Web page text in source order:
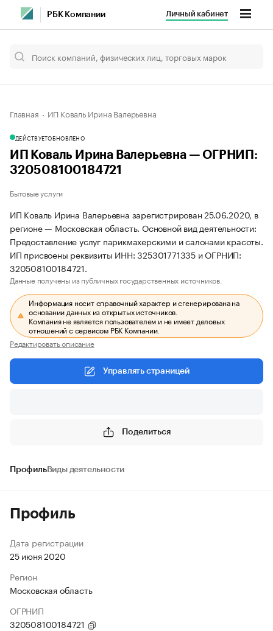
РБК Компании Личный кабинет
Главная ИП Коваль Ирина Валерьевна
ДЕЙСТВУЕТОБНОВЛЕНО
ИП Коваль Ирина Валерьевна — ОГРНИП:
320508100184721
Бытовые услуги
ИП Коваль Ирина Валерьевна зарегистрирован 25.06.2020, в
регионе — Московская область. Основной вид деятельности:
Предоставление услуг парикмахерскими и салонами красоты.
ИП присвоены реквизиты ИНН: 325301771335 и ОГРНИП:
320508100184721.
Данные получены из публичных государственных источников.
Информация носит справочный характер и сгенерирована на
основании данных из открытых источников.
Компания не является пользователем и не имеет деловых
отношений с сервисом РБК Компании.
Редактировать описание
Управлять страницей
Поделиться
ПрофильВиды деятельности
Профиль
Дата регистрации
25 июня 2020
Регион
Московская область
ОГРНИП
320508100184721